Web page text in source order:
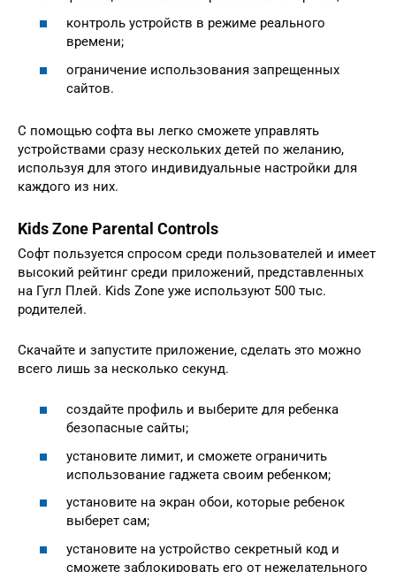
контроль устройств в режиме реального
времени;
ограничение использования запрещенных
сайтов.
С помощью софта вы легко сможете управлять
устройствами сразу нескольких детей по желанию,
используя для этого индивидуальные настройки для
каждого из них.
Kids Zone Parental Controls
Софт пользуется спросом среди пользователей и имеет
высокий рейтинг среди приложений, представленных
на Гугл Плей. Kids Zone уже используют 500 тыс.
родителей.
Скачайте и запустите приложение, сделать это можно
всего лишь за несколько секунд.
создайте профиль и выберите для ребенка
безопасные сайты;
установите лимит, и сможете ограничить
использование гаджета своим ребенком;
установите на экран обои, которые ребенок
выберет сам;
установите на устройство секретный код и
сможете заблокировать его от нежелательного